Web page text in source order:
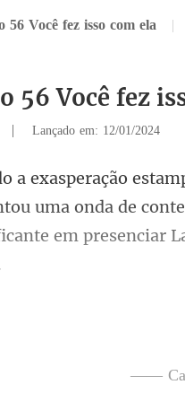
56 Você fez isso com ela |
56 Você fez
| Lançado em: 12/01/2024
tou uma onda de
——